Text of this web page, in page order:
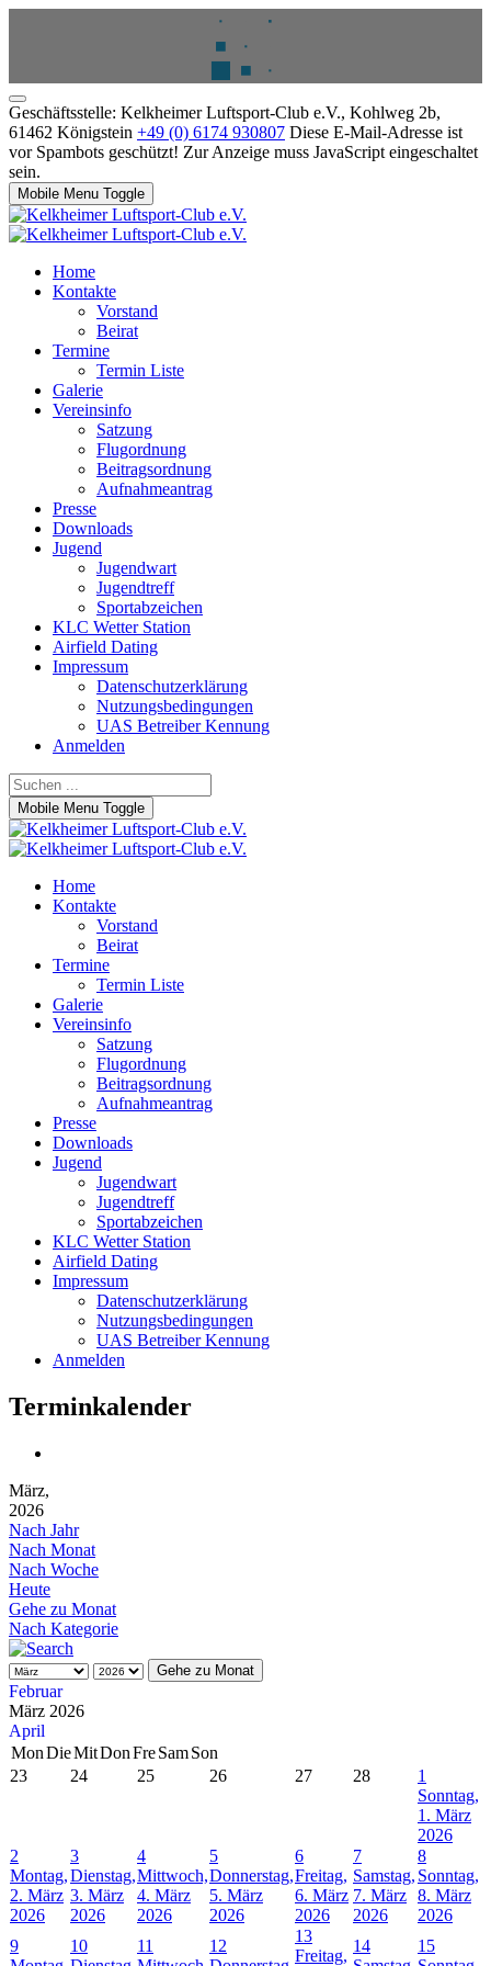
Geschäftsstelle: Kelkheimer Luftsport-Club e.V., Kohlweg 2b,
61462 Königstein +49 (0) 6174 930807 Diese E-Mail-Adresse ist
vor Spambots geschützt! Zur Anzeige muss JavaScript eingeschaltet
sein.
Mobile Menu Toggle
Home
Kontakte
Vorstand
Beirat
Termine
Termin Liste
Galerie
Vereinsinfo
Satzung
Flugordnung
Beitragsordnung
Aufnahmeantrag
Presse
Downloads
Jugend
Jugendwart
Jugendtreff
Sportabzeichen
KLC Wetter Station
Airfield Dating
Impressum
Datenschutzerklärung
Nutzungsbedingungen
UAS Betreiber Kennung
Anmelden
Mobile Menu Toggle
Home
Kontakte
Vorstand
Beirat
Termine
Termin Liste
Galerie
Vereinsinfo
Satzung
Flugordnung
Beitragsordnung
Aufnahmeantrag
Presse
Downloads
Jugend
Jugendwart
Jugendtreff
Sportabzeichen
KLC Wetter Station
Airfield Dating
Impressum
Datenschutzerklärung
Nutzungsbedingungen
UAS Betreiber Kennung
Anmelden
Terminkalender
März,
2026
Nach Jahr
Nach Monat
Nach Woche
Heute
Gehe zu Monat
Nach Kategorie
Gehe zu Monat
Februar
März 2026
April
MonDieMitDonFreSamSon
23
24 25 26 27 28
1
Sonntag,
1. März
2026
2
Montag,
2. März
2026
3
Dienstag,
3. März
2026
4
Mittwoch,
4. März
2026
5
Donnerstag,
5. März
2026
6
Freitag,
6. März
2026
7
Samstag,
7. März
2026
8
Sonntag,
8. März
2026
9
10
11
12
13
Freitag,
14
15